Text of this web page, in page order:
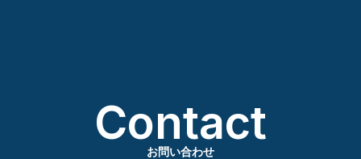
Contact
お問い合わせ